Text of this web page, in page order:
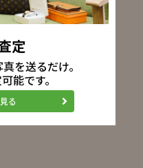
定
を送るだけ。
能です。
る